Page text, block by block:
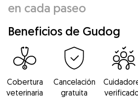
en cada paseo
Beneficios de Gudog
Cobertura
veterinaria
Cancelación
gratuita